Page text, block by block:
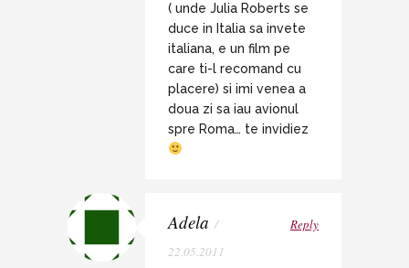
( unde Julia Roberts se
duce in Italia sa invete
italiana, e un film pe
care ti-l recomand cu
placere) si imi venea a
doua zi sa iau avionul
spre Roma… te invidiez
Adela /
22.05.2011
Reply